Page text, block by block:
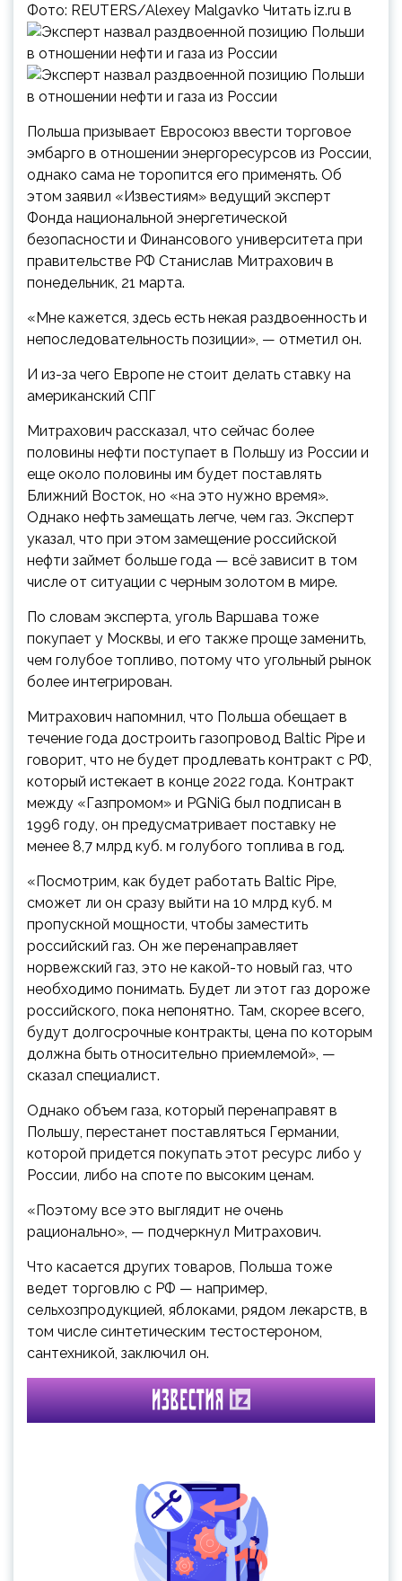
Фото: REUTERS/Alexey Malgavko Читать iz.ru в
Польша призывает Евросоюз ввести торговое
эмбарго в отношении энергоресурсов из России,
однако сама не торопится его применять. Об
этом заявил «Известиям» ведущий эксперт
Фонда национальной энергетической
безопасности и Финансового университета при
правительстве РФ Станислав Митрахович в
понедельник, 21 марта.
«Мне кажется, здесь есть некая раздвоенность и
непоследовательность позиции», — отметил он.
И из-за чего Европе не стоит делать ставку на
американский СПГ
Митрахович рассказал, что сейчас более
половины нефти поступает в Польшу из России и
еще около половины им будет поставлять
Ближний Восток, но «на это нужно время».
Однако нефть замещать легче, чем газ. Эксперт
указал, что при этом замещение российской
нефти займет больше года — всё зависит в том
числе от ситуации с черным золотом в мире.
По словам эксперта, уголь Варшава тоже
покупает у Москвы, и его также проще заменить,
чем голубое топливо, потому что угольный рынок
более интегрирован.
Митрахович напомнил, что Польша обещает в
течение года достроить газопровод Baltic Pipe и
говорит, что не будет продлевать контракт с РФ,
который истекает в конце 2022 года. Контракт
между «Газпромом» и PGNiG был подписан в
1996 году, он предусматривает поставку не
менее 8,7 млрд куб. м голубого топлива в год.
«Посмотрим, как будет работать Baltic Pipe,
сможет ли он сразу выйти на 10 млрд куб. м
пропускной мощности, чтобы заместить
российский газ. Он же перенаправляет
норвежский газ, это не какой-то новый газ, что
необходимо понимать. Будет ли этот газ дороже
российского, пока непонятно. Там, скорее всего,
будут долгосрочные контракты, цена по которым
должна быть относительно приемлемой», —
сказал специалист.
Однако объем газа, который перенаправят в
Польшу, перестанет поставляться Германии,
которой придется покупать этот ресурс либо у
России, либо на споте по высоким ценам.
«Поэтому все это выглядит не очень
рационально», — подчеркнул Митрахович.
Что касается других товаров, Польша тоже
ведет торговлю с РФ — например,
сельхозпродукцией, яблоками, рядом лекарств, в
том числе синтетическим тестостероном,
сантехникой, заключил он.